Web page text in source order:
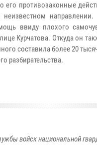
его противозаконные
неизвестном
ввиду плохого
Курчатова. Откуда он
составила более 20
разбирательства.
войск национальной